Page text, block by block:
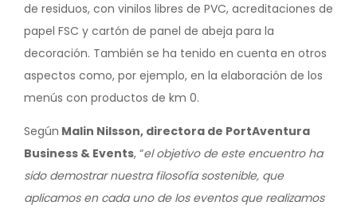
de residuos, con vinilos libres de PVC, acreditaciones de
papel FSC y cartón de panel de abeja para la
decoración. También se ha tenido en cuenta en otros
aspectos como, por ejemplo, en la elaboración de los
menús con productos de km 0.
Según Malin Nilsson, directora de PortAventura
Business & Events, “el objetivo de este encuentro ha
sido demostrar nuestra filosofía sostenible, que
aplicamos en cada uno de los eventos que realizamos